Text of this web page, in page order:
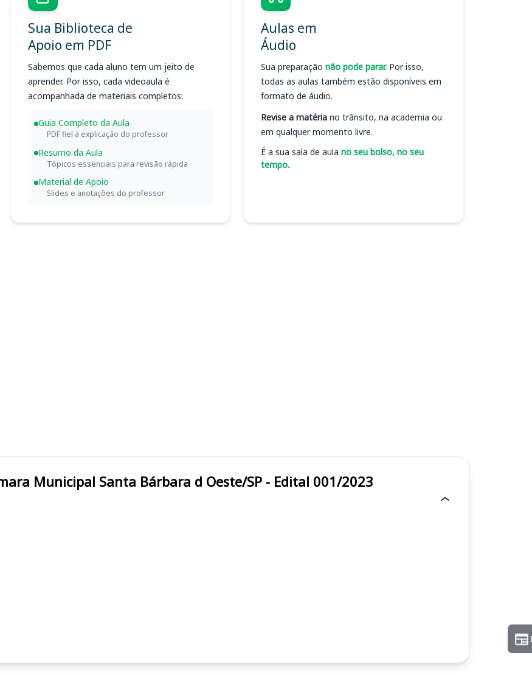
Sua Biblioteca de
Apoio em PDF
Sabemos que cada aluno tem um jeito de
aprender. Por isso, cada videoaula é
acompanhada de materiais completos:
Guia Completo da Aula
PDF fiel à explicação do professor
Resumo da Aula
Tópicos essenciais para revisão rápida
Material de Apoio
Slides e anotações do professor
Aulas em
Áudio
Sua preparação não pode parar. Por isso,
todas as aulas também estão disponíveis em
formato de áudio.
Revise a matéria no trânsito, na academia ou
em qualquer momento livre.
É a sua sala de aula no seu bolso, no seu
tempo.
SANTA BÁRBARA D'OESTE/SP Câmara Municipal Santa Bárbara d Oeste/SP - Edital 001/2023